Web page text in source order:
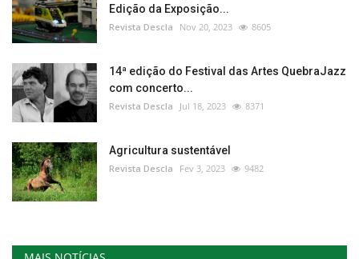
Edição da Exposição...
Revista Descla Nov 20, 2023 8605
14ª edição do Festival das Artes QuebraJazz
com concerto...
Revista Descla Jul 18, 2023 8371
Agricultura sustentável
Revista Descla Fev 3, 2023 9482